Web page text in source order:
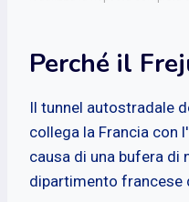
Perché il
Il tunnel autostradale
collega la Francia con
causa di una bufera di
dipartimento francese